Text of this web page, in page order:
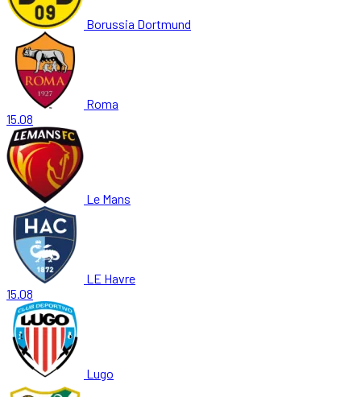
Borussia Dortmund
Roma
15.08
Le Mans
LE Havre
15.08
Lugo